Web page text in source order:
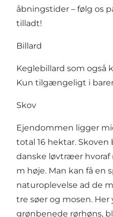
åbningstider – følg os
tilladt!
Billard
Keglebillard som også
Kun tilgængeligt i
Skov
Ejendommen ligger
total 16 hektar.
danske løvtræer hvoraf
m høje. Man kan få en
naturoplevelse ad de
tre søer og mosen.
grønbenede rørhøns,